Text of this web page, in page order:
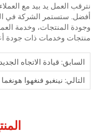
نترقب العمل يد بيد مع
أفضل. ستستمر الشركة في
وجودة المنتجات، وخدمة
منتجات وخدمات ذات جودة
السابق: قيادة الاتجاه الجديد
التالي: نينغبو فنغهوا هونغما موتور